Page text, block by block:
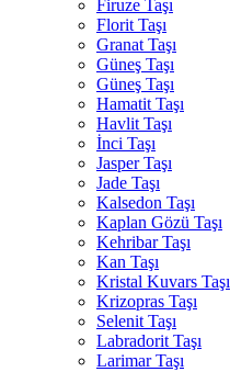
Firuze Taşı
Florit Taşı
Granat Taşı
Güneş Taşı
Güneş Taşı
Hamatit Taşı
Havlit Taşı
İnci Taşı
Jasper Taşı
Jade Taşı
Kalsedon Taşı
Kaplan Gözü Taşı
Kehribar Taşı
Kan Taşı
Kristal Kuvars Taşı
Krizopras Taşı
Selenit Taşı
Labradorit Taşı
Larimar Taşı